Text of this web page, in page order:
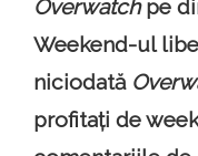
Overwatchpe
Weekend-ul
niciodată
profitați de